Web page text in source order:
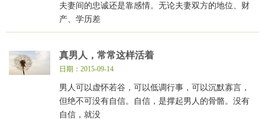
夫妻间的忠诚还是靠感情。无论夫妻双方的地位、财
产、学历差
真男人，常常这样活着
日期：2015-09-14
男人可以虚怀若谷，可以低调行事，可以沉默寡言，
但绝不可没有自信。自信，是撑起男人的骨骼。没有
自信，就没